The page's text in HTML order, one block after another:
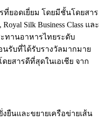
ยอดเยี่ยม โดยมีชั้นโดยสาร
Silk Business Class และ
ะทานอาหารไทยระดับ
รับที่ได้รับรางวัลมากมาย
ยสารดีที่สุดในเอเชีย จาก
ยืนและขยายเครือข่ายเส้น